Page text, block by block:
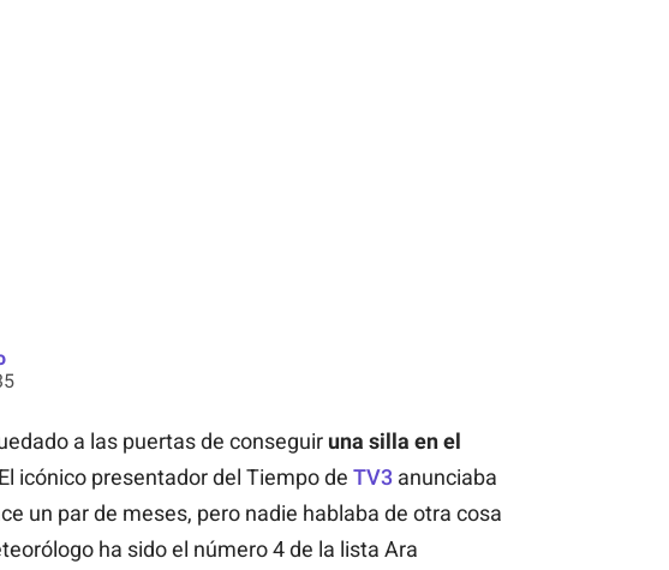
a las puertas de conseguir una silla en el
icónico presentador del Tiempode TV3anunciaba
un par de meses, pero nadie hablaba de otra cosa
ha sido el número 4 de la lista Ara